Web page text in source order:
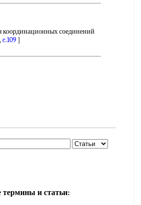
координационных соединений
,c.109]
и статьи: